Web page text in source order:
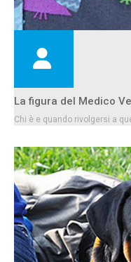
La figura del Medico
Chi è e quando rivolgersi a